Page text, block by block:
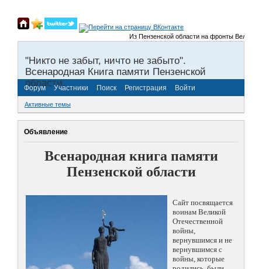
Из Пензенской области на фронты Великой
"Никто не забыт, ничто не забыто".
Всенародная Книга памяти Пензенской
области.
Форум Участники Поиск Регистрация Войти
Активные темы
Объявление
Всенародная книга памяти
Пензенской области
Сайт посвящается
воинам Великой
Отечественной
войны,
вернувшимся и не
вернувшимся с
войны, которые